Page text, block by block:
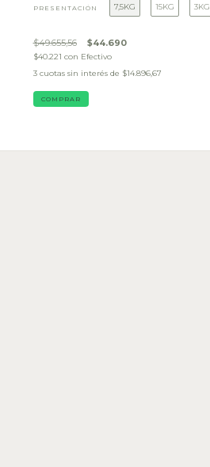
PRESENTACIÓN 7,5KG 15KG 3KG
$49.655,56 $44.690
$40.221 con Efectivo
3 cuotas sin interés de $14.896,67
COMPRAR